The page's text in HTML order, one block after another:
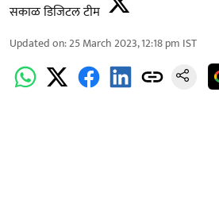
सकाळ डिजिटल टीम
Updated on:25 March 2023, 12:18 pm IST